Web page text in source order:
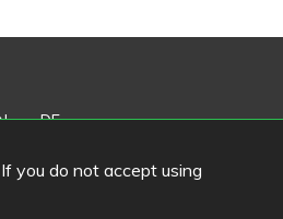
you do not accept using
DE